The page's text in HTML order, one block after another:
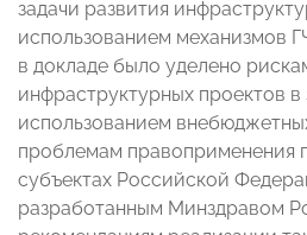
задачи развития
использованием механизмов
в докладе было уделено
инфраструктурных проектов
использованием
проблемам правоприменения
субъектах Российской
разработанным Минздравом